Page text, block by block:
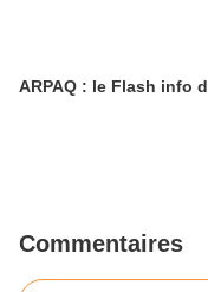
ARPAQ : le Flash info
Commentaires